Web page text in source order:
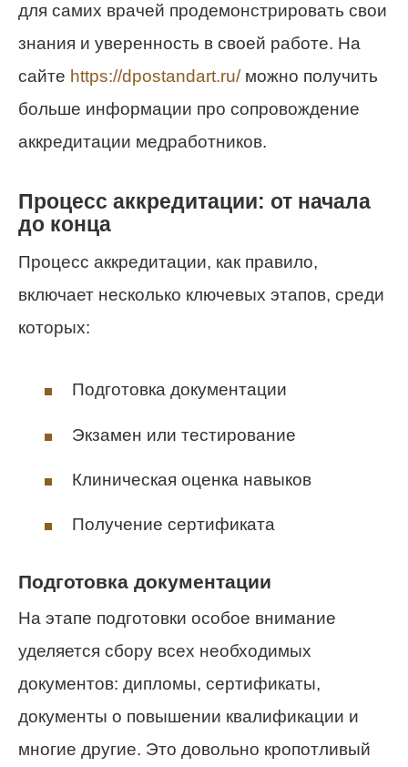
для самих врачей продемонстрировать свои
знания и уверенность в своей работе. На
сайте https://dpostandart.ru/можно получить
больше информации про сопровождение
аккредитации медработников.
Процесс аккредитации: от начала
до конца
Процесс аккредитации, как правило,
включает несколько ключевых этапов, среди
которых:
Подготовка документации
Экзамен или тестирование
Клиническая оценка навыков
Получение сертификата
Подготовка документации
На этапе подготовки особое внимание
уделяется сбору всех необходимых
документов: дипломы, сертификаты,
документы о повышении квалификации и
многие другие. Это довольно кропотливый